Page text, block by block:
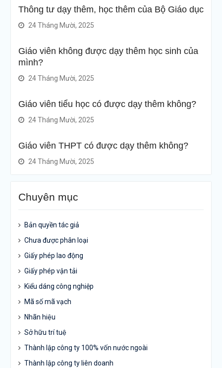
Thông tư dạy thêm, học thêm của Bộ Giáo dục
24 Tháng Mười, 2025
Giáo viên không được dạy thêm học sinh của
mình?
24 Tháng Mười, 2025
Giáo viên tiểu học có được dạy thêm không?
24 Tháng Mười, 2025
Giáo viên THPT có được dạy thêm không?
24 Tháng Mười, 2025
Chuyên mục
Bản quyền tác giả
Chưa được phân loại
Giấy phép lao động
Giấy phép vận tải
Kiểu dáng công nghiệp
Mã số mã vạch
Nhãn hiệu
Sở hữu trí tuệ
Thành lập công ty 100% vốn nước ngoài
Thành lập công ty liên doanh